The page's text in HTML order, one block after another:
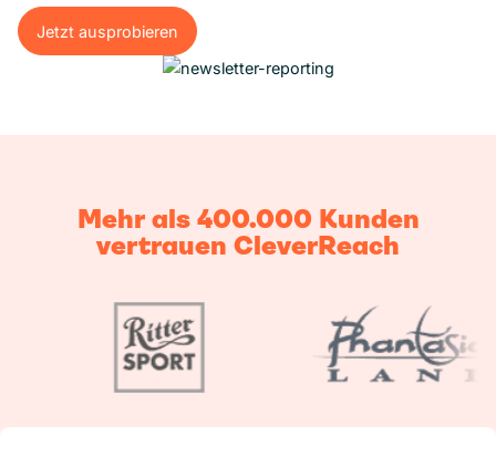
Jetzt ausprobieren
Jetzt ausprobieren
Mehr als 400.000 Kunden
vertrauen CleverReach